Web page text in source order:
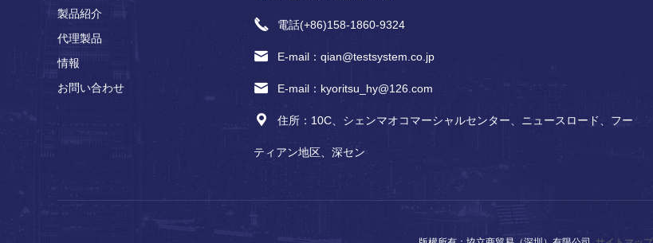
製品紹介
代理製品
情報
お問い合わせ
電話(+86)158‐1860‐9324
E-mail：qian@testsystem.co.jp
E-mail：kyoritsu_hy@126.com
住所：10C、シェンマオコマーシャルセンター、ニュースロード、フー
ティアン地区、深セン